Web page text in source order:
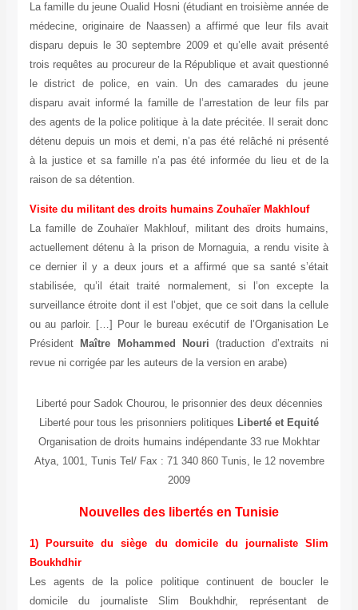
La famille du jeune Oualid Hosni (étudiant en troisième année de
médecine, originaire de Naassen) a affirmé que leur fils avait
disparu depuis le 30 septembre 2009 et qu’elle avait présenté
trois requêtes au procureur de la République et avait questionné
le district de police, en vain. Un des camarades du jeune
disparu avait informé la famille de l’arrestation de leur fils par
des agents de la police politique à la date précitée. Il serait donc
détenu depuis un mois et demi, n’a pas été relâché ni présenté
à la justice et sa famille n’a pas été informée du lieu et de la
raison de sa détention.
Visite du militant des droits humains Zouhaïer Makhlouf
La famille de Zouhaïer Makhlouf, militant des droits humains,
actuellement détenu à la prison de Mornaguia, a rendu visite à
ce dernier il y a deux jours et a affirmé que sa santé s’était
stabilisée, qu’il était traité normalement, si l’on excepte la
surveillance étroite dont il est l’objet, que ce soit dans la cellule
ou au parloir. […] Pour le bureau exécutif de l’Organisation Le
Président
Maître Mohammed Nouri
(traduction d’extraits ni
revue ni corrigée par les auteurs de la version en arabe)
Liberté pour Sadok Chourou, le prisonnier des deux décennies
Liberté pour tous les prisonniers politiques Liberté et Equité
Organisation de droits humains indépendante 33 rue Mokhtar
Atya, 1001, Tunis Tel/ Fax : 71 340 860 Tunis, le 12 novembre
2009
Nouvelles des libertés en Tunisie
1) Poursuite du siège du domicile du journaliste Slim
Boukhdhir
Les agents de la police politique continuent de boucler le
domicile du journaliste Slim Boukhdhir, représentant de